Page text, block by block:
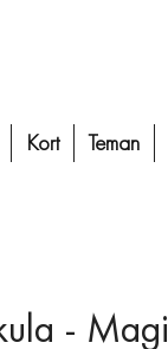
Kort Teman
-